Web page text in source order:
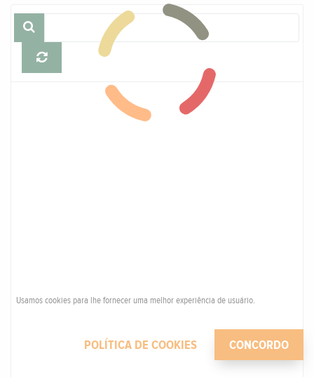
Usamos cookies para lhe fornecer uma melhor experiência de usuário.
POLÍTICA DE COOKIES CONCORDO